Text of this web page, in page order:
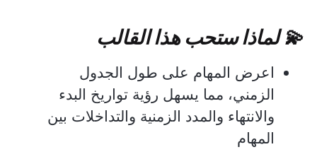
💫 لماذا ستحب هذا القالب
اعرض المهام على طول الجدول
الزمني، مما يسهل رؤية تواريخ البدء
والانتهاء والمدد الزمنية والتداخلات بين
المهام